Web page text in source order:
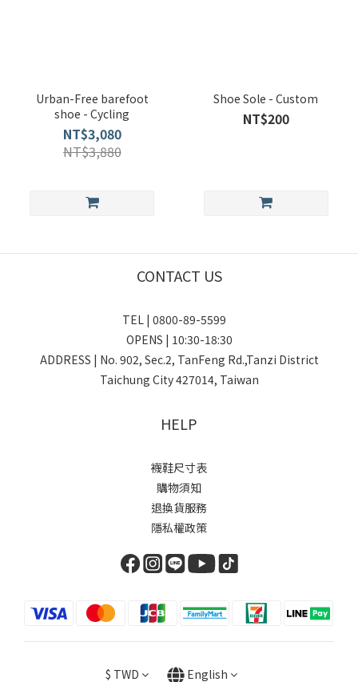
Urban-Free barefoot
shoe - Cycling
NT$3,080
NT$3,880
Shoe Sole - Custom
NT$200
CONTACT US
TEL | 0800-89-5599
OPENS | 10:30-18:30
ADDRESS | No. 902, Sec.2, TanFeng Rd.,Tanzi District
Taichung City 427014, Taiwan
HELP
襪鞋尺寸表
購物須知
退換貨服務
隱私權政策
$ TWD English